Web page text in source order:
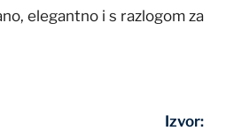
elegantno i s razlogom za
Izvor: